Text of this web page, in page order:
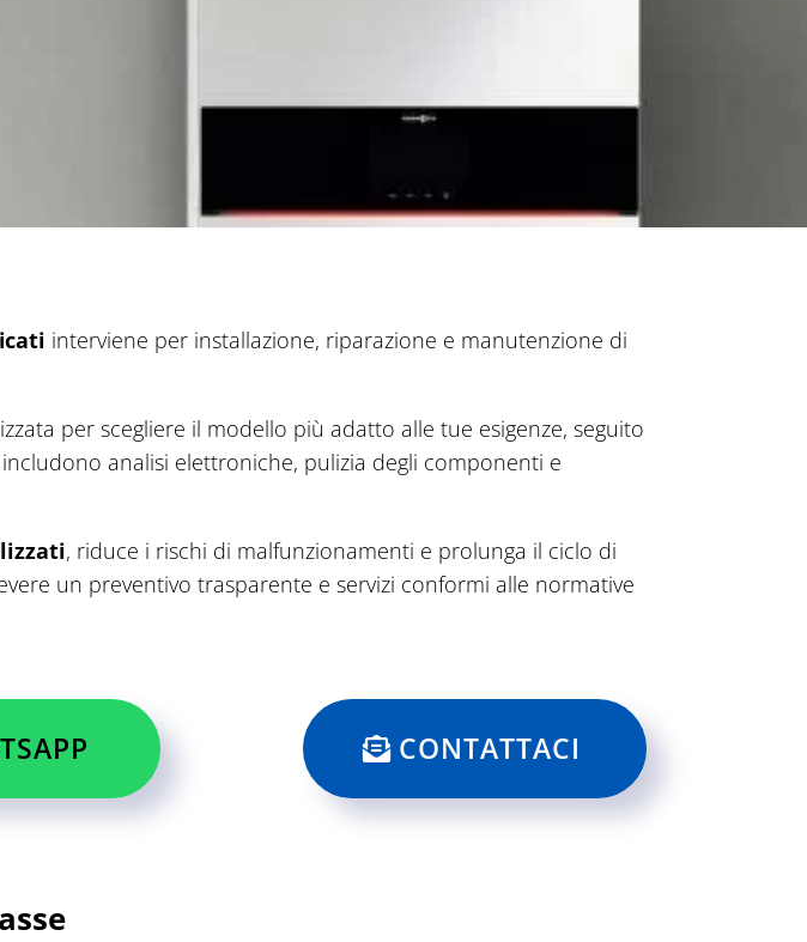
interviene per installazione, riparazione e manutenzione di
per scegliere il modello più adatto alle tue esigenze, seguito
analisi elettroniche, pulizia degli componenti e
, riduce i rischi di malfunzionamenti e prolunga il ciclo di
un preventivo trasparente e servizi conformi alle normative
CONTATTACI